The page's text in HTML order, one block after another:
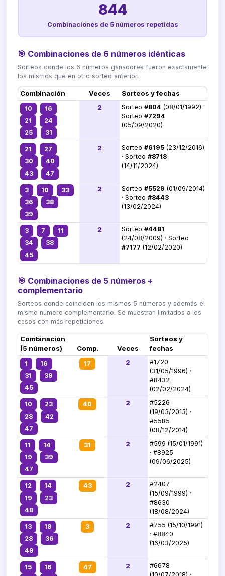
844
Combinaciones de 5 números repetidas
🎯 Combinaciones de 6 números idénticas
Sorteos donde los 6 números ganadores fueron exactamente
los mismos que en otro sorteo anterior.
Combinación Veces Sorteos y fechas
10
16
21
24
25
31
2 Sorteo #804 (08/01/1992) ·
Sorteo #7294
(05/09/2020)
21
27
30
40
43
47
2 Sorteo #6195 (23/12/2016)
· Sorteo #8718
(14/11/2024)
3 10
33
36
38
39
2 Sorteo #5529 (01/09/2014)
· Sorteo #8443
(13/02/2024)
3 7
11
34
38
45
2 Sorteo #4481
(24/08/2009) · Sorteo
#7177 (12/02/2020)
🎯 Combinaciones de 5 números +
complementario
Sorteos donde coinciden los mismos 5 números y además el
mismo número complementario. Se muestran limitados a los
casos con más repeticiones.
Combinación
(5 números)
Comp. Veces
Sorteos y
fechas
1
16
31
39
45
17 2
#1720
(31/05/1996) ·
#8432
(02/02/2024)
10
23
28
42
47
40 2
#5226
(19/03/2013) ·
#5585
(08/12/2014)
11
14
19
39
47
31 2
#599 (15/01/1991)
· #8925
(09/06/2025)
12
14
19
23
48
43 2
#2407
(15/09/1999) ·
#8630
(18/08/2024)
13
18
28
36
49
3 2
#755 (15/10/1991)
· #8840
(16/03/2025)
15
16
47 2
#6678